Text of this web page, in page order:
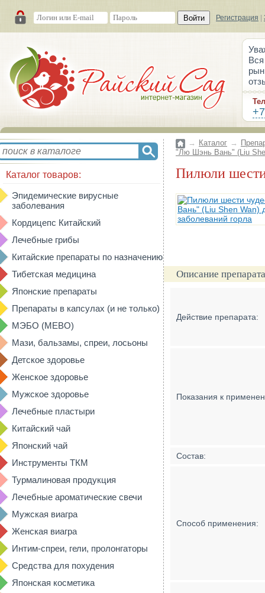
Войти Регистрация
Каталог товаров:
Эпидемические вирусные
заболевания
Кордицепс Китайский
Лечебные грибы
Китайские препараты по назначению
Тибетская медицина
Японские препараты
Препараты в капсулах (и не только)
МЭБО (MEBO)
Мази, бальзамы, спреи, лосьоны
Детское здоровье
Женское здоровье
Мужское здоровье
Лечебные пластыри
Китайский чай
Японский чай
Инструменты ТКМ
Турмалиновая продукция
Лечебные ароматические свечи
Мужская виагра
Женская виагра
Интим-спреи, гели, пролонгаторы
Средства для похудения
Японская косметика
→ Каталог →
"Лю Шэнь Вань" (Liu
Пилюли
Описание
Действие препарата:
Показания к
Состав:
Способ применения: